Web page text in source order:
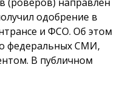
одобрение в
и ФСО. Об этом
федеральных СМИ,
В публичном